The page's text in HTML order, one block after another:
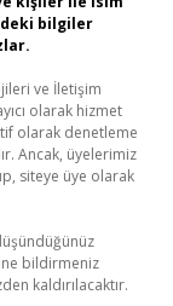
bilgiler
ve İletişim
olarak hizmet
olarak denetleme
Ancak, üyelerimiz
siteye üye olarak
bildirmeniz
kaldırılacaktır.